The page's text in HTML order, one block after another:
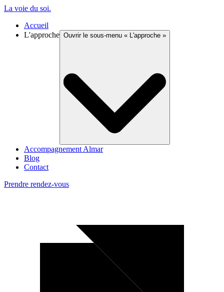
La voie du soi.
Accueil
L'approche Ouvrir le sous-menu « L'approche »
Accompagnement Almar
Blog
Contact
Prendre rendez-vous